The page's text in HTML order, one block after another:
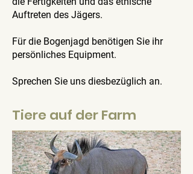
Auftreten des Jägers.
Für die Bogenjagd benötigen Sie ihr
persönliches Equipment.
Sprechen Sie uns diesbezüglich an.
Tiere auf der Farm